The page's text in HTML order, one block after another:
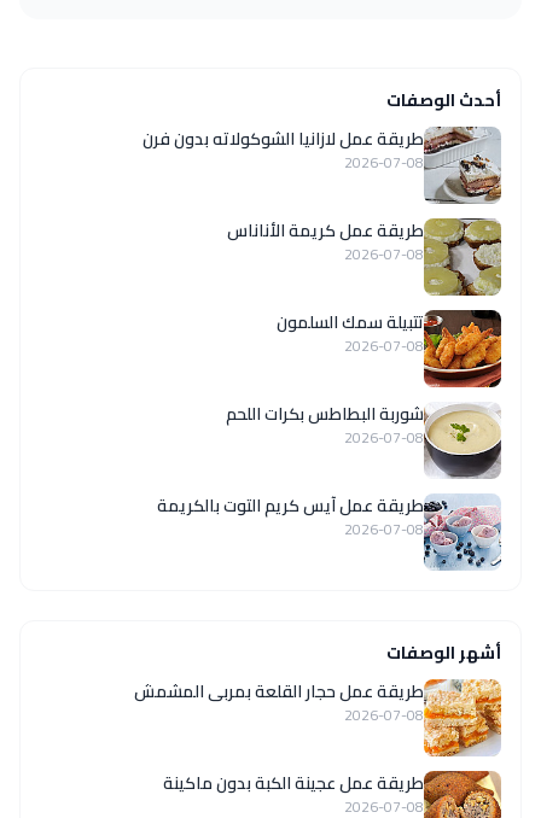
أحدث الوصفات
طريقة عمل لازانيا الشوكولاته بدون فرن
2026-07-08
طريقة عمل كريمة الأناناس
2026-07-08
تتبيلة سمك السلمون
2026-07-08
شوربة البطاطس بكرات اللحم
2026-07-08
طريقة عمل آيس كريم التوت بالكريمة
2026-07-08
أشهر الوصفات
طريقة عمل حجار القلعة بمربى المشمش
2026-07-08
طريقة عمل عجينة الكبة بدون ماكينة
2026-07-08